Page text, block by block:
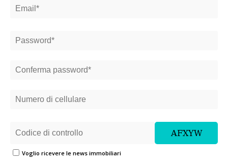
Voglio ricevere le news immobiliari